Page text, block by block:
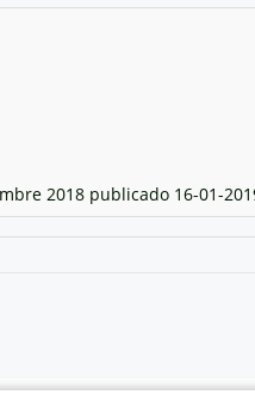
2018 publicado 16-01-